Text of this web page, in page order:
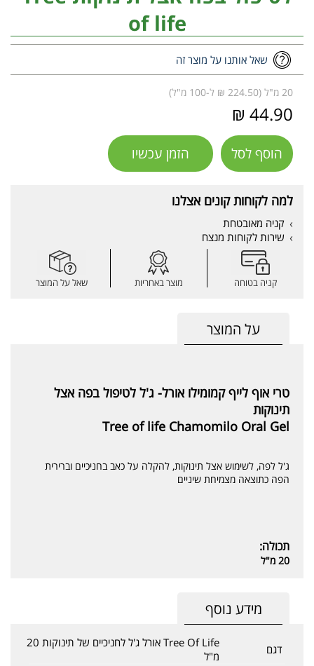
of life
שאל אותנו על מוצר זה
20 מ"ל (224.50 ₪ ל-100 מ"ל)
44.90 ₪
הוסף לסל הזמן עכשיו
למה לקוחות קונים אצלנו
קניה מאובטחת
שירות לקוחות מנצח
קניה בטוחה מוצר באחריות שאל על המוצר
על המוצר
טרי אוף לייף קמומילו אורל- ג'ל לטיפול בפה אצל
תינוקות
Tree of life Chamomilo Oral Gel
ג'ל לפה, לשימוש אצל תינוקות, להקלה על כאב בחניכיים וברירית
הפה כתוצאה מצמיחת שיניים
תכולה:
20 מ"ל
מידע נוסף
דגם
Tree Of Life אורל ג'ל לחניכיים של תינוקות 20
מ"ל